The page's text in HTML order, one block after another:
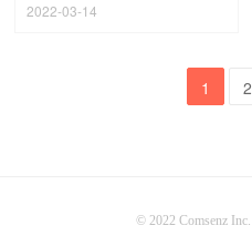
2022-03-14
1
2
© 2022Comsenz Inc.